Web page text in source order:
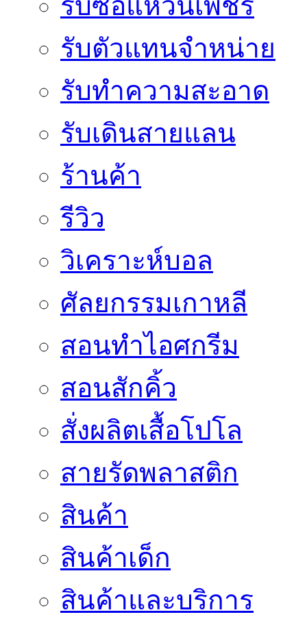
รับซื้อแหวนเพชร
รับตัวแทนจำหน่าย
รับทำความสะอาด
รับเดินสายแลน
ร้านค้า
รีวิว
วิเคราะห์บอล
ศัลยกรรมเกาหลี
สอนทำไอศกรีม
สอนสักคิ้ว
สั่งผลิตเสื้อโปโล
สายรัดพลาสติก
สินค้า
สินค้าเด็ก
สินค้าและบริการ